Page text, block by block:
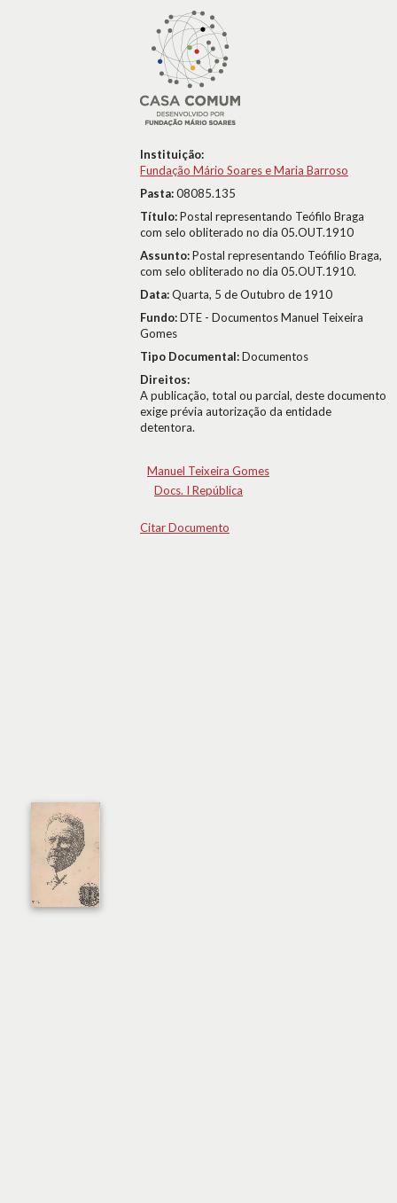
Instituição:
Fundação Mário Soares e Maria Barroso
Pasta:08085.135
Título:Postal representando Teófilo Braga
com selo obliterado no dia 05.OUT.1910
Assunto:Postal representando Teófilio Braga,
com selo obliterado no dia 05.OUT.1910.
Data:Quarta, 5 de Outubro de 1910
Fundo:DTE - Documentos Manuel Teixeira
Gomes
Tipo Documental:Documentos
Direitos:
A publicação, total ou parcial, deste documento
exige prévia autorização da entidade
detentora.
Manuel Teixeira Gomes
Docs. I República
Citar Documento